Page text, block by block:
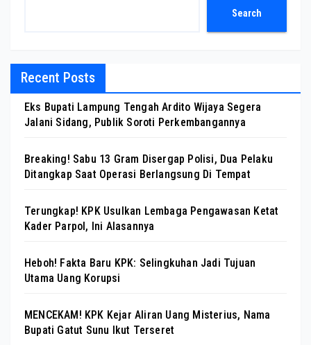
Search
Recent Posts
Eks Bupati Lampung Tengah Ardito Wijaya Segera
Jalani Sidang, Publik Soroti Perkembangannya
Breaking! Sabu 13 Gram Disergap Polisi, Dua Pelaku
Ditangkap Saat Operasi Berlangsung Di Tempat
Terungkap! KPK Usulkan Lembaga Pengawasan Ketat
Kader Parpol, Ini Alasannya
Heboh! Fakta Baru KPK: Selingkuhan Jadi Tujuan
Utama Uang Korupsi
MENCEKAM! KPK Kejar Aliran Uang Misterius, Nama
Bupati Gatut Sunu Ikut Terseret